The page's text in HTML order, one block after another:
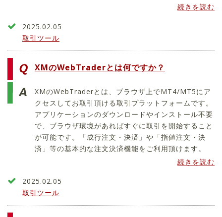
続きを読む
2025.02.05
取引ツール
XMのWebTraderとは何ですか？
XMのWebTraderとは、ブラウザ上でMT4/MT5にア
クセスしてお取引頂ける取引プラットフォームです。
アプリケーションのダウンロードやインストール不要
で、ブラウザ環境があればすぐに取引を開始すること
が可能です。「成行注文・決済」や「指値注文・決
済」等の基本的な注文決済機能をご利用頂けます。
続きを読む
2025.02.05
取引ツール